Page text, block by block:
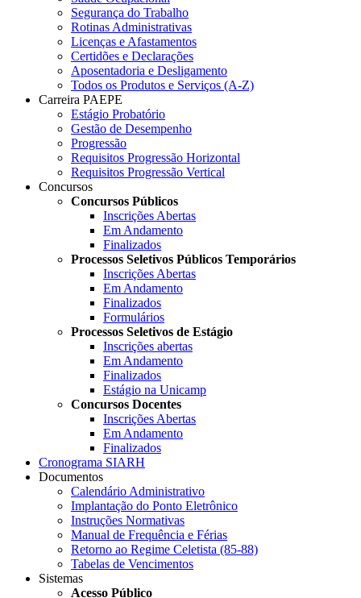
Segurança do Trabalho
Rotinas Administrativas
Licenças e Afastamentos
Certidões e Declarações
Aposentadoria e Desligamento
Todos os Produtos e Serviços (A-Z)
Carreira PAEPE
Estágio Probatório
Gestão de Desempenho
Progressão
Requisitos Progressão Horizontal
Requisitos Progressão Vertical
Concursos
Concursos Públicos
Inscrições Abertas
Em Andamento
Finalizados
Processos Seletivos Públicos Temporários
Inscrições Abertas
Em Andamento
Finalizados
Formulários
Processos Seletivos de Estágio
Inscrições abertas
Em Andamento
Finalizados
Estágio na Unicamp
Concursos Docentes
Inscrições Abertas
Em Andamento
Finalizados
Cronograma SIARH
Documentos
Calendário Administrativo
Implantação do Ponto Eletrônico
Instruções Normativas
Manual de Frequência e Férias
Retorno ao Regime Celetista (85-88)
Tabelas de Vencimentos
Sistemas
Acesso Público